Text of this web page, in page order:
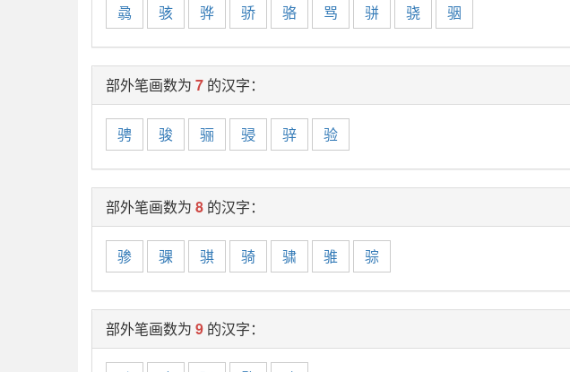
骉 骇 骅 骄 骆 骂 骈 骁 骃
部外笔画数为 7 的汉字：
骋 骏 骊 骎 骍 验
部外笔画数为 8 的汉字：
骖 骒 骐 骑 骕 骓 骔
部外笔画数为 9 的汉字：